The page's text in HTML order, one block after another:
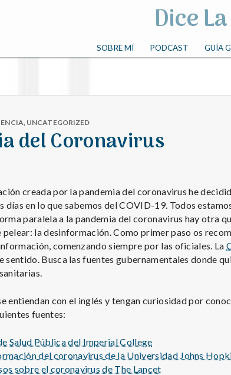
Dice
SOBRE MÍ PODCAST GUÍA
, UNCATEGORIZED
del Coronavirus
creada por la pandemia del coronavirus he
días en lo que sabemos del COVID-19. Todos
paralela a la pandemia del coronavirus hay otra
la desinformación. Como primer paso os
comenzando siempre por las oficiales. La
sentido. Busca las fuentes gubernamentales donde
entiendan con el inglés y tengan curiosidad por
fuentes:
Salud Pública del Imperial College
del coronavirus de la Universidad Johns
sobre el coronavirus de The Lancet